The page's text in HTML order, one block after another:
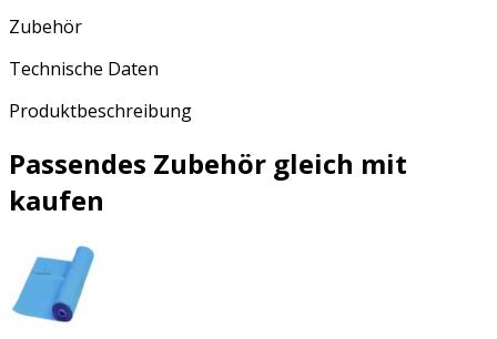
Zubehör
Technische Daten
Produktbeschreibung
Passendes Zubehör gleich mit
kaufen